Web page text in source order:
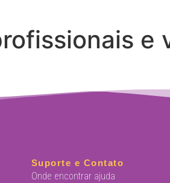
e
Suporte e Contato
Onde encontrar ajuda